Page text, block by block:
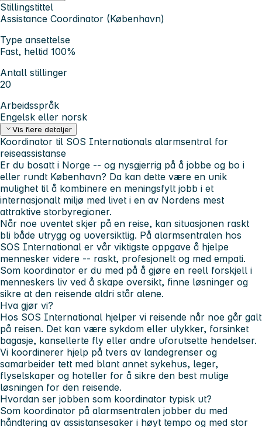
Stillingstittel
Assistance Coordinator (København)
Type ansettelse
Fast, heltid 100%
Antall stillinger
20
Arbeidsspråk
Engelsk eller norsk
Vis flere detaljer
Koordinator til SOS Internationals alarmsentral for
reiseassistanse
Er du bosatt i Norge -- og nysgjerrig på å jobbe og bo i
eller rundt København? Da kan dette være en unik
mulighet til å kombinere en meningsfylt jobb i et
internasjonalt miljø med livet i en av Nordens mest
attraktive storbyregioner.
Når noe uventet skjer på en reise, kan situasjonen raskt
bli både utrygg og uoversiktlig. På alarmsentralen hos
SOS International er vår viktigste oppgave å hjelpe
mennesker videre -- raskt, profesjonelt og med empati.
Som koordinator er du med på å gjøre en reell forskjell i
menneskers liv ved å skape oversikt, finne løsninger og
sikre at den reisende aldri står alene.
Hva gjør vi?
Hos SOS International hjelper vi reisende når noe går galt
på reisen. Det kan være sykdom eller ulykker, forsinket
bagasje, kansellerte fly eller andre uforutsette hendelser.
Vi koordinerer hjelp på tvers av landegrenser og
samarbeider tett med blant annet sykehus, leger,
flyselskaper og hoteller for å sikre den best mulige
løsningen for den reisende.
Hvordan ser jobben som koordinator typisk ut?
Som koordinator på alarmsentralen jobber du med
håndtering av assistansesaker i høyt tempo og med stor